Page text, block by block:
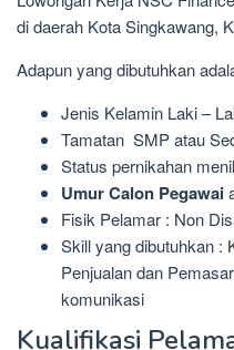
di daerah Kota Singkawang,
Adapun yang dibutuhkan
Jenis Kelamin Laki –
Tamatan SMP atau
Status pernikahan
Umur Calon Pegawai
Fisik Pelamar : Non
Skill yang dibutuhkan :
Penjualan dan
komunikasi
Kualifikasi